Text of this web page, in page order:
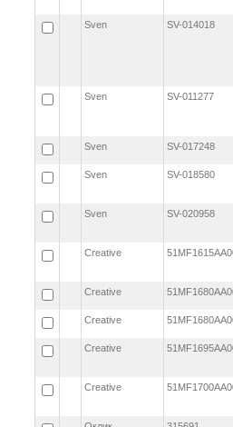
Sven SV-014018
Sven SV-011277
Sven SV-017248
Sven SV-018580
Sven SV-020958
Creative
Creative
Creative
Creative
Creative